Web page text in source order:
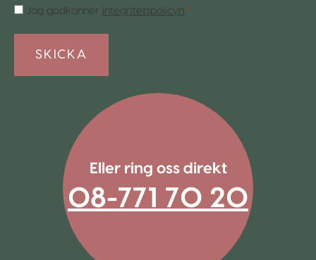
Samtycke
Jag godkänner integritetspolicyn *
Eller ring oss direkt
08-771 70 20